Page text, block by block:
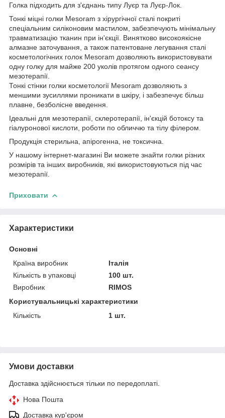
Голка підходить для з'єднань типу Луєр та Луєр-Лок.
Тонкі міцні голки Mesoram з хірургічної сталі покриті
спеціальним силіконовим мастилом, забезпечують мінімальну
травматизацію тканин при ін'єкції. Винятково високоякісне
алмазне заточування, а також патентоване легування сталі
косметологічних голок Mesoram дозволяють використовувати
одну голку для майже 200 уколів протягом одного сеансу
мезотерапії.
Тонкі стінки голки косметології Mesoram дозволяють з
меншими зусиллями проникати в шкіру, і забезпечує більш
плавне, безболісне введення.
Ідеальні для мезотерапії, склеротерапії, ін'єкцій ботоксу та
гіалуронової кислоти, роботи по обличчю та тілу філером.
Продукція стерильна, апірогенна, не токсична.
У нашому інтернет-магазині Ви можете знайти голки різних
розмірів та інших виробників, які використовуються під час
мезотерапії.
Приховати
Характеристики
Основні
Країна виробник
Італія
Кількість в упаковці
100 шт.
Виробник
RIMOS
Користувальницькі характеристики
Кількість
1 шт.
Умови доставки
Доставка здійснюється тільки по передоплаті.
Нова Пошта
Доставка кур'єром